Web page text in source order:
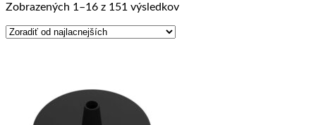
Zobrazených 1–16 z 151 výsledkovZoradené